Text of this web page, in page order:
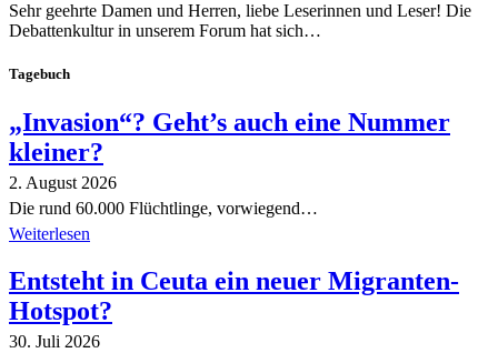
Sehr geehrte Damen und Herren, liebe Leserinnen und Leser! Die
Debattenkultur in unserem Forum hat sich…
Tagebuch
„Invasion“? Geht’s auch eine Nummer
kleiner?
2. August 2026
Die rund 60.000 Flüchtlinge, vorwiegend…
Weiterlesen
Entsteht in Ceuta ein neuer Migranten-
Hotspot?
30. Juli 2026